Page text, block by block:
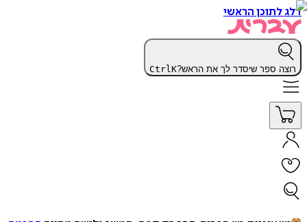
דלג לתוכן הראשי
רוצה ספר שיסדר לך את הראש? CtrlK